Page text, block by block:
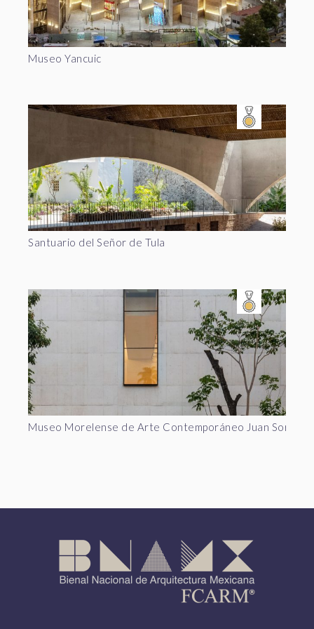
Museo Yancuic
Santuario del Señor de Tula
Museo Morelense de Arte Contemporáneo Juan Soriano